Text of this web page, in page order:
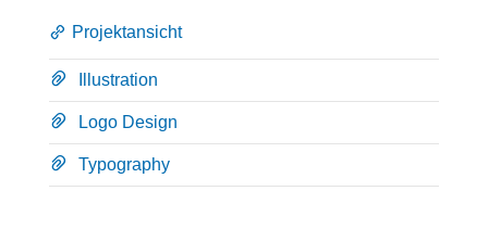
Projektansicht
Illustration
Logo Design
Typography